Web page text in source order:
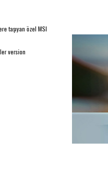
taşıyan özel MSI
version